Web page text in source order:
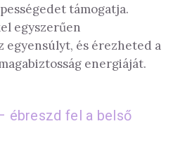
támogatja.
egyszerűen
egyensúlyt, és érezheted a
energiáját.
ébreszd fel a belső